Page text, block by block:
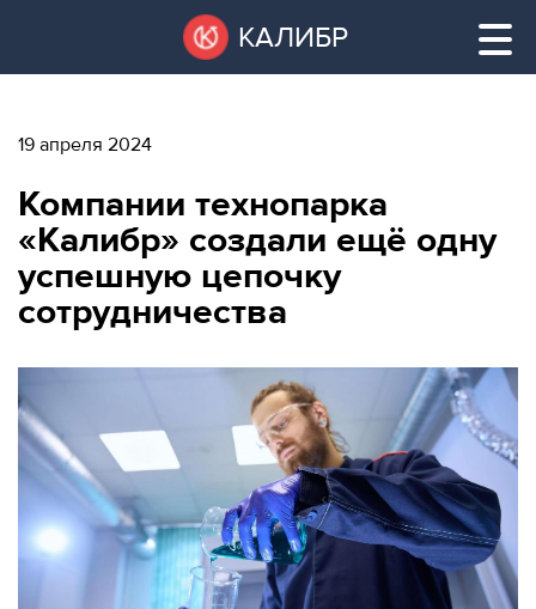
все
к
ВАКАНТНЫЕ ПЛОЩАДИ
ТЕХНОПАРК
АРЕНДА ПОМЕЩЕНИЙ
КОНФЕРЕНЦ-ЗАЛЫ
НОВОСТИ
МЕРОПРИЯТИЯ
КАЛИБР
ПЛОЩАДИ
ТЕХНОПАРК
ЗАЛЫ
НОВОСТИ
О
КАЛИБРЕ
МЕРОПРИЯТИЯ
19 апреля 2024
Компании технопарка
«Калибр» создали ещё одну
успешную цепочку
сотрудничества